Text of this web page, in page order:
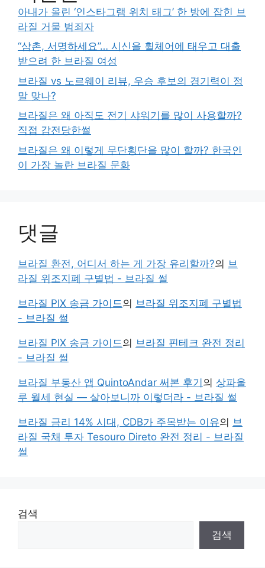
아내가 올린 ‘인스타그램 위치 태그’ 한 방에 잡힌 브
라질 거물 범죄자
“삼촌, 서명하세요”… 시신을 휠체어에 태우고 대출
받으려 한 브라질 여성
브라질 vs 노르웨이 리뷰, 우승 후보의 경기력이 정
말 맞나?
브라질은 왜 아직도 전기 샤워기를 많이 사용할까?
직접 감전당한썰
브라질은 왜 이렇게 무단횡단을 많이 할까? 한국인
이 가장 놀란 브라질 문화
댓글
브라질 환전, 어디서 하는 게 가장 유리할까?의 브
라질 위조지폐 구별법 - 브라질 썰
브라질 PIX 송금 가이드의 브라질 위조지폐 구별법
- 브라질 썰
브라질 PIX 송금 가이드의 브라질 핀테크 완전 정리
- 브라질 썰
브라질 부동산 앱 QuintoAndar 써본 후기의 상파울
루 월세 현실 — 살아보니까 이렇더라 - 브라질 썰
브라질 금리 14% 시대, CDB가 주목받는 이유의 브
라질 국채 투자 Tesouro Direto 완전 정리 - 브라질
썰
검색
검색